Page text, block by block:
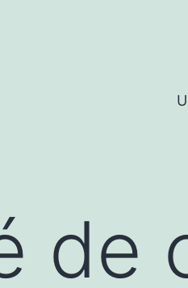
de